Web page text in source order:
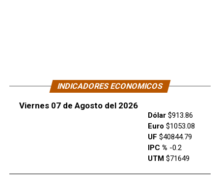
INDICADORES ECONOMICOS
Viernes 07 de Agosto del 2026
Dólar$913.86
Euro $1053.08
UF $40844.79
IPC % -0.2
UTM$71649